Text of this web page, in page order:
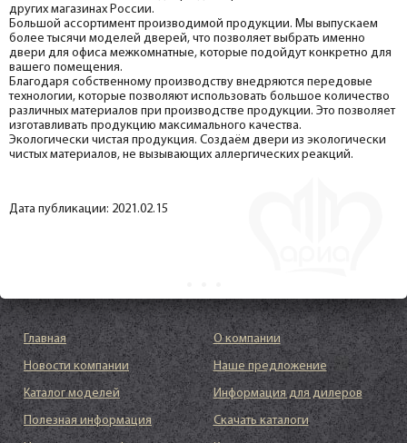
других магазинах России.
Большой ассортимент производимой продукции. Мы выпускаем
более тысячи моделей дверей, что позволяет выбрать именно
двери для офиса межкомнатные, которые подойдут конкретно для
вашего помещения.
Благодаря собственному производству внедряются передовые
технологии, которые позволяют использовать большое количество
различных материалов при производстве продукции. Это позволяет
изготавливать продукцию максимального качества.
Экологически чистая продукция. Создаём двери из экологически
чистых материалов, не вызывающих аллергических реакций.
Дата публикации: 2021.02.15
Главная
О компании
Новости компании
Наше предложение
Каталог моделей
Информация для дилеров
Полезная информация
Скачать каталоги